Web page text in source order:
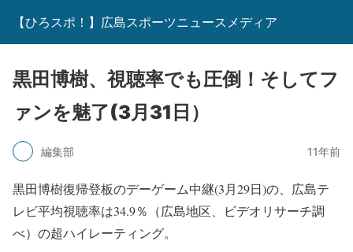
【ひろスポ！】広島スポーツニュースメディア
黒田博樹、視聴率でも圧倒！そしてフ
ァンを魅了(3月31日）
編集部 11年前
黒田博樹復帰登板のデーゲーム中継(3月29日)の、広島テ
レビ平均視聴率は34.9％（広島地区、ビデオリサーチ調
べ）の超ハイレーティング。